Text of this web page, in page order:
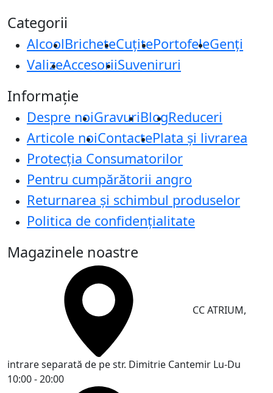
Categorii
AlcoolBricheteCuțitePortofeleGenți
ValizeAccesoriiSuveniruri
Informație
Despre noiGravuriBlogReduceri
Articole noiContactePlata și livrarea
Protecţia Consumatorilor
Pentru cumpărătorii angro
Returnarea și schimbul produselor
Politica de confidențialitate
Magazinele noastre
CC ATRIUM,
intrare separată de pe str. Dimitrie Cantemir Lu-Du
10:00 - 20:00